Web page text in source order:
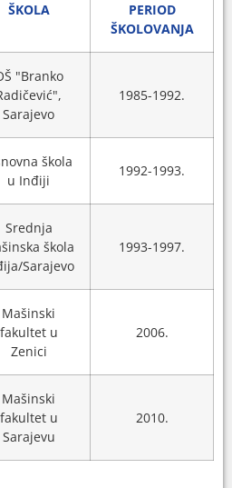
ŠKOLA
PERIOD
ŠKOLOVANJA
"Branko
Sarajevo
1985-1992.
škola
u Inđiji
1992-1993.
Srednja
škola
Sarajevo
1993-1997.
Mašinski
fakultet u
Zenici
2006.
Mašinski
fakultet u
Sarajevu
2010.